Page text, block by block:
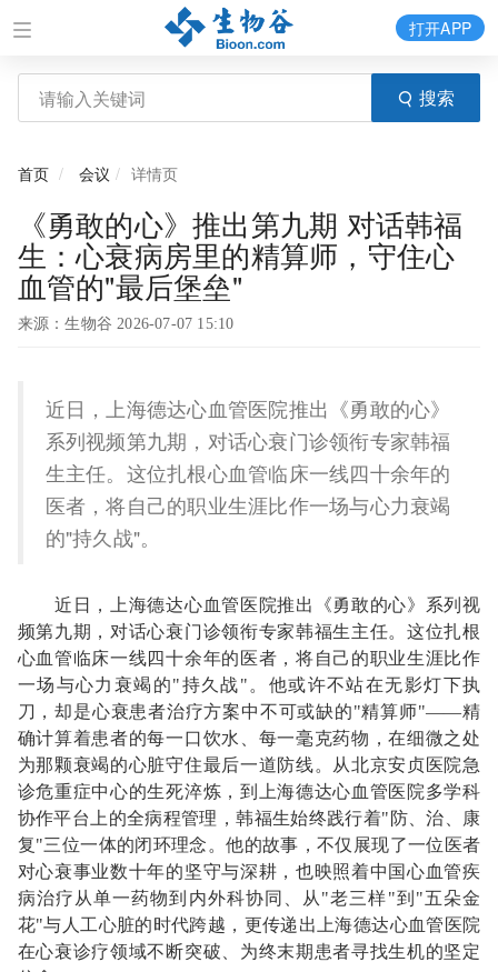
搜索
打开APP
首页 会议 详情页
《勇敢的心》推出第九期 对话韩福
生：心衰病房里的精算师，守住心
血管的"最后堡垒"
来源：生物谷 2026-07-07 15:10
近日，上海德达心血管医院推出《勇敢的心》
系列视频第九期，对话心衰门诊领衔专家韩福
生主任。这位扎根心血管临床一线四十余年的
医者，将自己的职业生涯比作一场与心力衰竭
的"持久战"。
近日，上海德达心血管医院推出《勇敢的心》系列视
频第九期，对话心衰门诊领衔专家韩福生主任。这位扎根
心血管临床一线四十余年的医者，将自己的职业生涯比作
一场与心力衰竭的"持久战"。他或许不站在无影灯下执
刀，却是心衰患者治疗方案中不可或缺的"精算师"——精
确计算着患者的每一口饮水、每一毫克药物，在细微之处
为那颗衰竭的心脏守住最后一道防线。从北京安贞医院急
诊危重症中心的生死淬炼，到上海德达心血管医院多学科
协作平台上的全病程管理，韩福生始终践行着"防、治、康
复"三位一体的闭环理念。他的故事，不仅展现了一位医者
对心衰事业数十年的坚守与深耕，也映照着中国心血管疾
病治疗从单一药物到内外科协同、从"老三样"到"五朵金
花"与人工心脏的时代跨越，更传递出上海德达心血管医院
在心衰诊疗领域不断突破、为终末期患者寻找生机的坚定